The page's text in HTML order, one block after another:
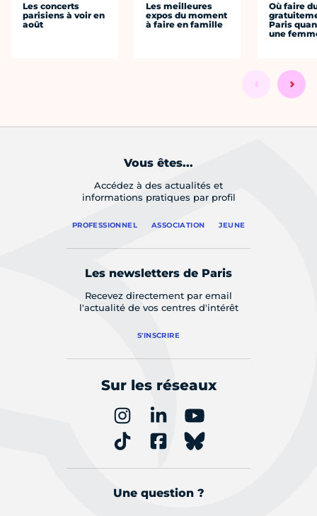
Les concerts
parisiens à voir en
août
Les meilleures
expos du moment
à faire en famille
Où faire
Paris
une
Vous êtes...
Accédez à des actualités et
informations pratiques par profil
PROFESSIONNEL ASSOCIATION JEUNE
Les newsletters de Paris
Recevez directement par email
l'actualité de vos centres d'intérêt
S'INSCRIRE
Sur les réseaux
Une question ?